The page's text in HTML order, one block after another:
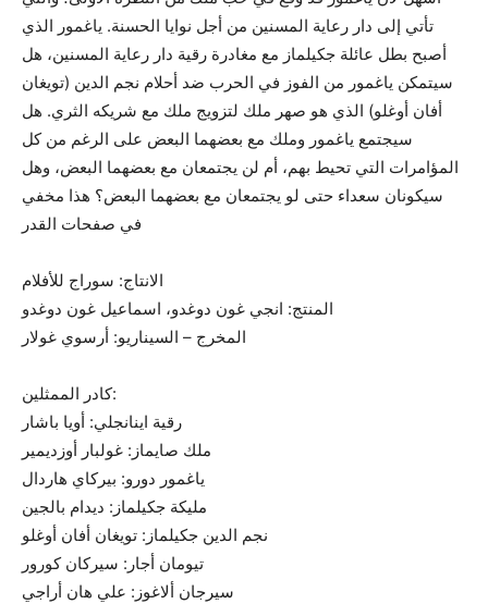
تأتي إلى دار رعاية المسنين من أجل نوايا الحسنة. ياغمور الذي
أصبح بطل عائلة جكيلماز مع مغادرة رقية دار رعاية المسنين، هل
سيتمكن ياغمور من الفوز في الحرب ضد أحلام نجم الدين (تويغان
أفان أوغلو) الذي هو صهر ملك لتزويج ملك مع شريكه الثري. هل
سيجتمع ياغمور وملك مع بعضهما البعض على الرغم من كل
المؤامرات التي تحيط بهم، أم لن يجتمعان مع بعضهما البعض، وهل
سيكونان سعداء حتى لو يجتمعان مع بعضهما البعض؟ هذا مخفي
في صفحات القدر
الانتاج: سوراج للأفلام
المنتج: انجي غون دوغدو، اسماعيل غون دوغدو
المخرج – السيناريو: أرسوي غولار
كادر الممثلين:
رقية اينانجلي: أويا باشار
ملك صايماز: غولبار أوزديمير
ياغمور دورو: بيركاي هاردال
مليكة جكيلماز: ديدام بالجين
نجم الدين جكيلماز: تويغان أفان أوغلو
تيومان أجار: سيركان كورور
سيرجان ألاغوز: علي هان أراجي